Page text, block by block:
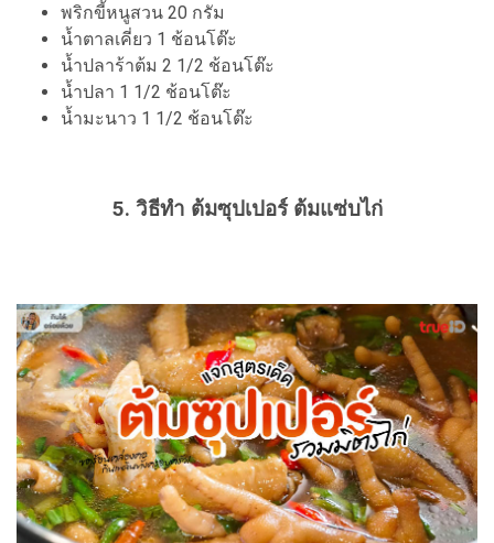
พริกขี้หนูสวน 20 กรัม
น้ำตาลเคี่ยว 1 ช้อนโต๊ะ
น้ำปลาร้าต้ม 2 1/2 ช้อนโต๊ะ
น้ำปลา 1 1/2 ช้อนโต๊ะ
น้ำมะนาว 1 1/2 ช้อนโต๊ะ
5. วิธีทำ ต้มซุปเปอร์ ต้มแซ่บไก่